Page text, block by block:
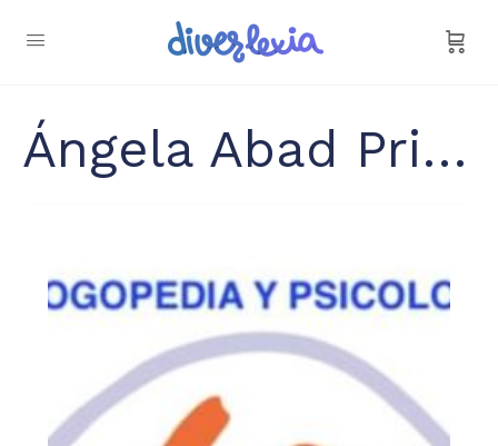
Ángela Abad Prieto Gaia logopedia y psicología